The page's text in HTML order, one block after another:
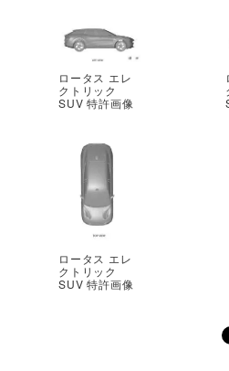
ロータス エレ
クトリック
SUV 特許画像
ロータス エレ
クトリック
SUV 特許画像